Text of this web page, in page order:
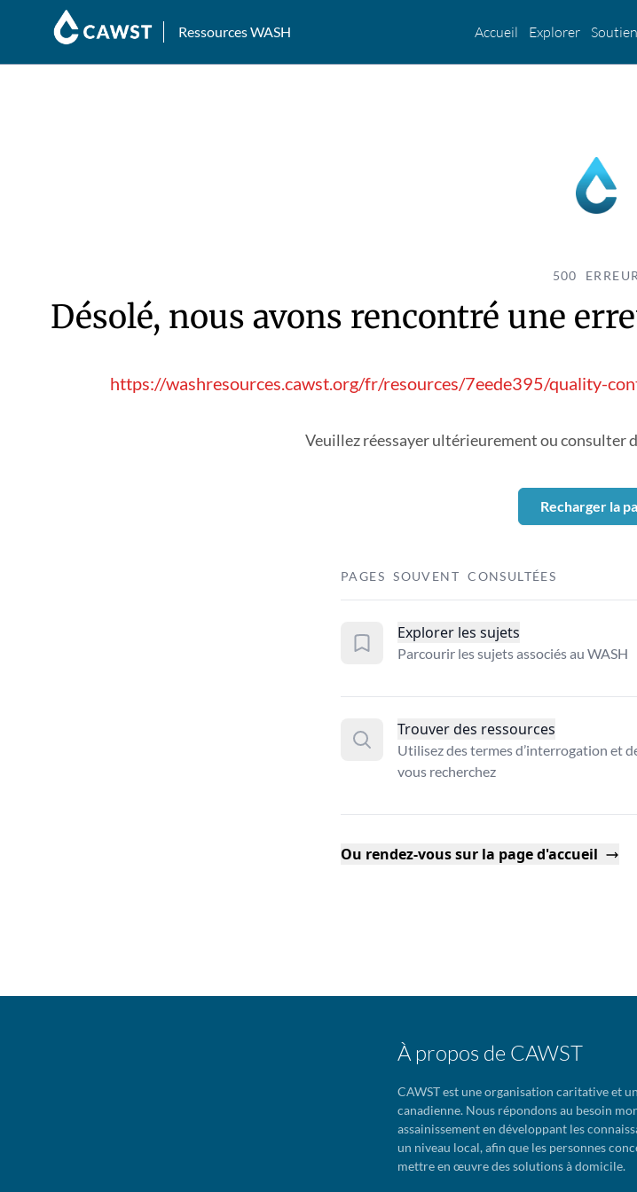
Ressources WASH Accueil Explorer
500 ERREUR
Désolé, nous avons rencontré une
https://washresources.cawst.org/fr/resources/7eede395/quality-
Veuillez réessayer ultérieurement ou consulter
Recharger la
PAGES SOUVENT CONSULTÉES
Explorer les sujets
Parcourir les sujets associés au WASH
Trouver des ressources
Utilisez des termes d’interrogation et
vous recherchez
Ou rendez-vous sur la page d'accueil
À propos de CAWST
CAWST est une organisation caritative et
canadienne. Nous répondons au besoin
assainissement en développant les
un niveau local, afin que les personnes
mettre en œuvre des solutions à domicile.